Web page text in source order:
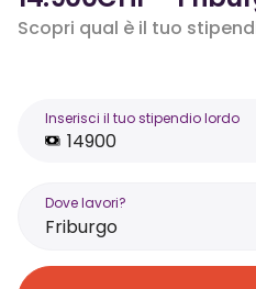
Scopri qual è il tuo
Inserisci il tuo stipendio lordo
Dove lavori?
Friburgo